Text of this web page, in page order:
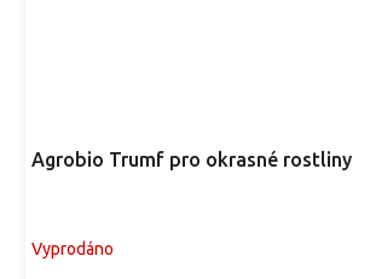
Agrobio Trumf pro okrasné rostliny
Vyprodáno